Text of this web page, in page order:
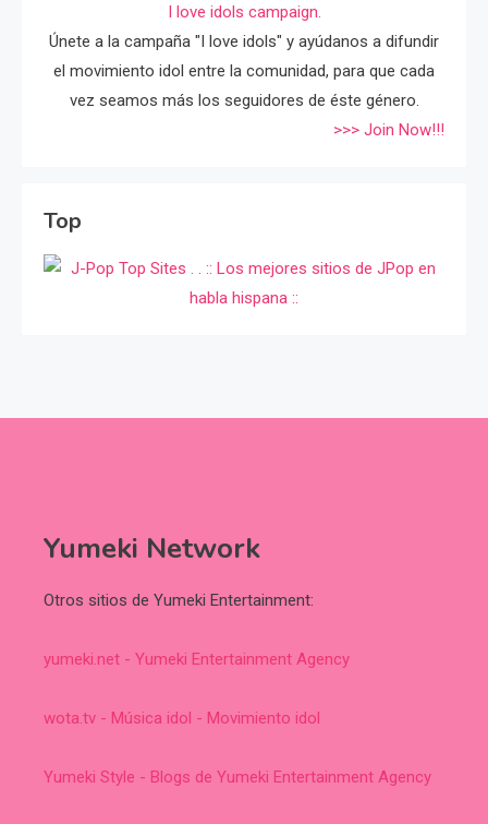
I love idols campaign.
Únete a la campaña "I love idols" y ayúdanos a difundir
el movimiento idol entre la comunidad, para que cada
vez seamos más los seguidores de éste género.
>>> Join Now!!!
Top
Yumeki Network
Otros sitios de Yumeki Entertainment:
yumeki.net - Yumeki Entertainment Agency
wota.tv - Música idol - Movimiento idol
Yumeki Style - Blogs de Yumeki Entertainment Agency